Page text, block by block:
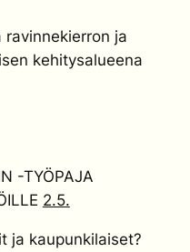
ravinnekierron ja
kehitysalueena
-TYÖPAJA
2.5.
ja kaupunkilaiset?